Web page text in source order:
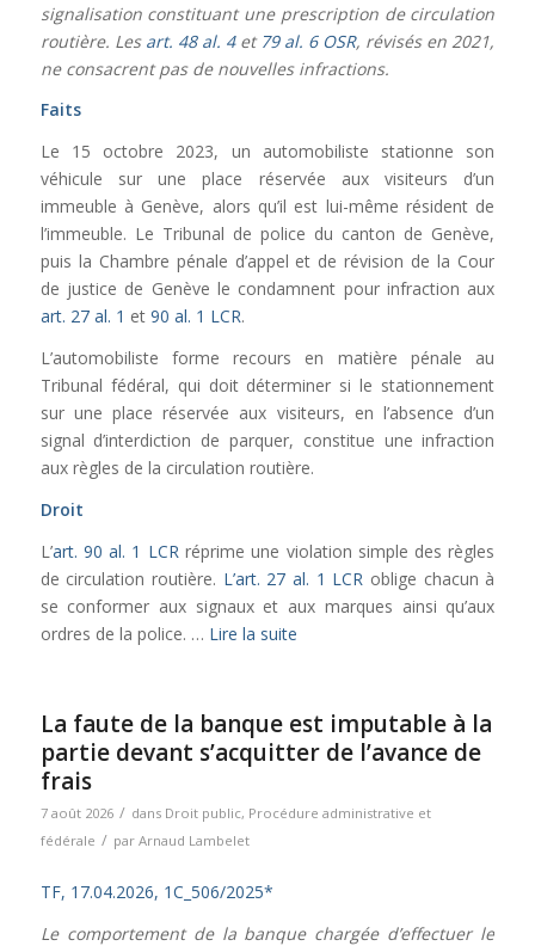
signalisation constituant une prescription de circulation
routière. Les art. 48 al. 4et 79 al. 6 OSR, révisés en 2021,
ne consacrent pas de nouvelles infractions.
Faits
Le 15 octobre 2023, un automobiliste stationne son
véhicule sur une place réservée aux visiteurs d’un
immeuble à Genève, alors qu’il est lui-même résident de
l’immeuble. Le Tribunal de police du canton de Genève,
puis la Chambre pénale d’appel et de révision de la Cour
de justice de Genève le condamnent pour infraction aux
art. 27 al. 1 et 90 al. 1 LCR.
L’automobiliste forme recours en matière pénale au
Tribunal fédéral, qui doit déterminer si le stationnement
sur une place réservée aux visiteurs, en l’absence d’un
signal d’interdiction de parquer, constitue une infraction
aux règles de la circulation routière.
Droit
L’art. 90 al. 1 LCRréprime une violation simple des règles
de circulation routière. L’art. 27 al. 1 LCR oblige chacun à
se conformer aux signaux et aux marques ainsi qu’aux
ordres de la police. … Lire la suite
La faute de la banque est imputable à la
partie devant s’acquitter de l’avance de
frais
7 août 2026 / dans Droit public, Procédure administrative et
fédérale / par Arnaud Lambelet
TF, 17.04.2026, 1C_506/2025*
Le comportement de la banque chargée d’effectuer le